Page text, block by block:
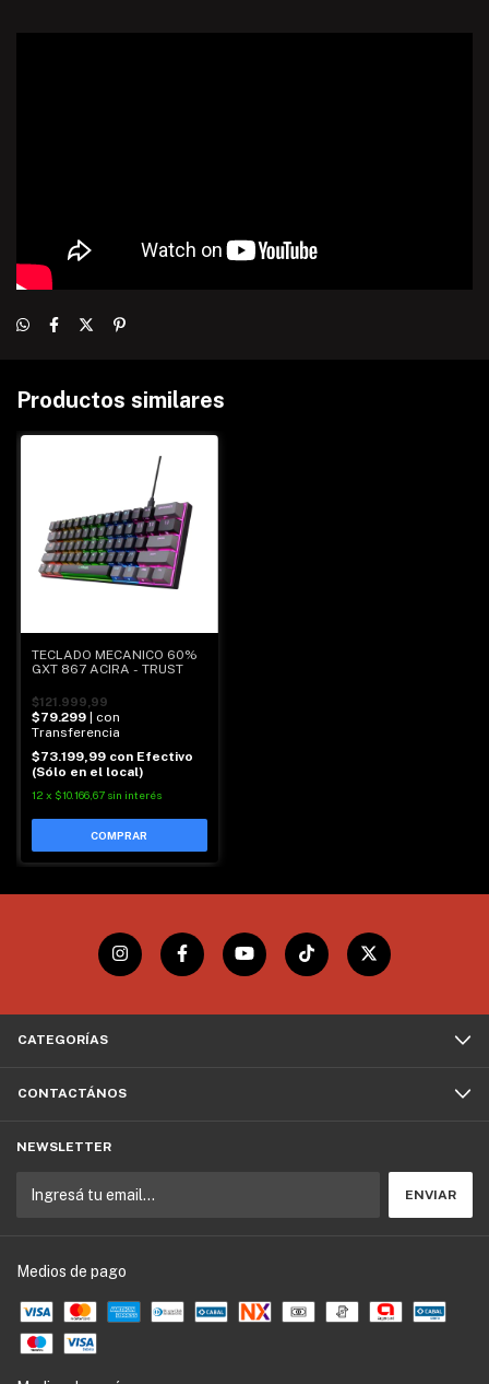
Productos similares
TECLADO MECANICO 60%
GXT 867 ACIRA - TRUST
$121.999,99
$79.299 | con
Transferencia
$73.199,99 con Efectivo
(Sólo en el local)
12 x $10.166,67 sin interés
CATEGORÍAS
CONTACTÁNOS
NEWSLETTER
Medios de pago